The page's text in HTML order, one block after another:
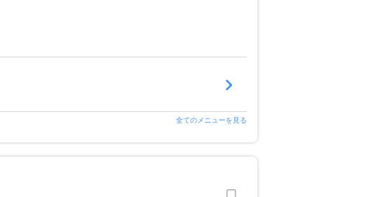
全てのメニューを見る